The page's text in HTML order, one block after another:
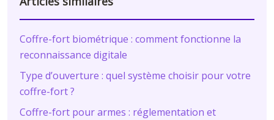
Coffre-fort biométrique : comment fonctionne la
reconnaissance digitale
Type d’ouverture : quel système choisir pour votre
coffre-fort ?
Coffre-fort pour armes : réglementation et